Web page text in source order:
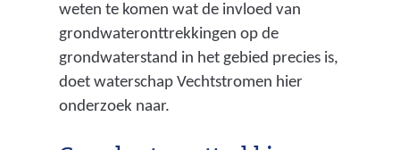
j
n
e
n
weten te komen wat de invloed van
grondwateronttrekkingen op de
grondwaterstand in het gebied precies is,
doet waterschap Vechtstromen hier
onderzoek naar.